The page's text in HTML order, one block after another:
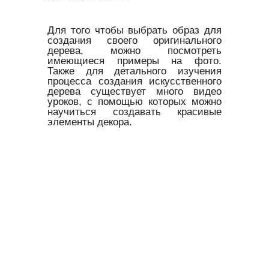
Для того чтобы выбрать образ для
создания своего оригинального
дерева, можно посмотреть
имеющиеся примеры на фото.
Также для детального изучения
процесса создания искусственного
дерева существует много видео
уроков, с помощью которых можно
научиться создавать красивые
элементы декора.